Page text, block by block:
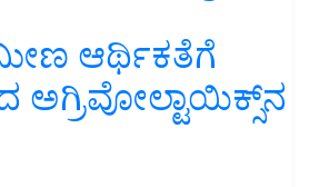
ಆರ್ಥಿಕತೆಗೆ
ಅಗ್ರಿವೋಲ್ಟಾಯಿಕ್ಸ್‌ನ